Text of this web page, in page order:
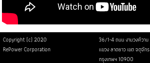
Copyright (c) 2020
36/1-4 ถนน งามวงศ์วาน
RePower Corporation
แขวง ลาดยาว เขต จตุจักร
กรุงเทพฯ 10900